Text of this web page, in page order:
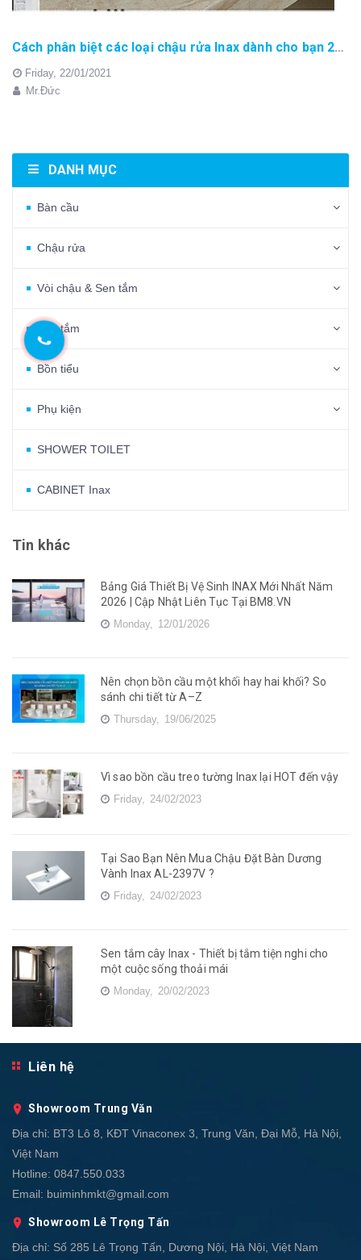
Cách phân biệt các loại chậu rửa Inax dành cho bạn 2021
Friday, 22/01/2021
Mr.Đức
DANH MỤC
Bàn cầu
Chậu rửa
Vòi chậu & Sen tắm
Bồn tắm
Bồn tiểu
Phụ kiện
SHOWER TOILET
CABINET Inax
Tin khác
Bảng Giá Thiết Bị Vệ Sinh INAX Mới Nhất Năm
2026 | Cập Nhật Liên Tục Tại BM8.VN
Monday, 12/01/2026
Nên chọn bồn cầu một khối hay hai khối? So
sánh chi tiết từ A–Z
Thursday, 19/06/2025
Vì sao bồn cầu treo tường Inax lại HOT đến vậy
Friday, 24/02/2023
Tại Sao Bạn Nên Mua Chậu Đặt Bàn Dương
Vành Inax AL-2397V ?
Friday, 24/02/2023
Sen tắm cây Inax - Thiết bị tắm tiện nghi cho
một cuộc sống thoải mái
Monday, 20/02/2023
Liên hệ
Showroom Trung Văn
Địa chỉ: BT3 Lô 8, KĐT Vinaconex 3, Trung Văn, Đại Mỗ, Hà Nội,
Việt Nam
Hotline: 0847.550.033
Email: buiminhmkt@gmail.com
Showroom Lê Trọng Tấn
Địa chỉ: Số 285 Lê Trọng Tấn, Dương Nội, Hà Nội, Việt Nam